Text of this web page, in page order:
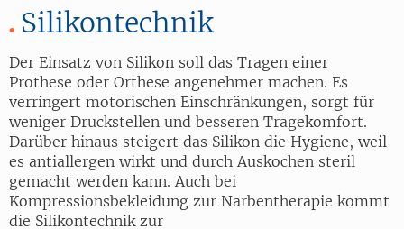
Silikontechnik
Der Einsatz von Silikon soll das Tragen einer
Prothese oder Orthese angenehmer machen. Es
verringert motorischen Einschränkungen, sorgt für
weniger Druckstellen und besseren Tragekomfort.
Darüber hinaus steigert das Silikon die Hygiene, weil
es antiallergen wirkt und durch Auskochen steril
gemacht werden kann. Auch bei
Kompressionsbekleidung zur Narbentherapie kommt
die Silikontechnik zur